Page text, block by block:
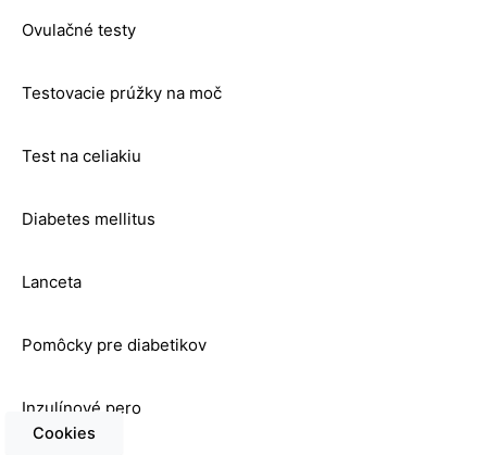
Ovulačné testy
Testovacie prúžky na moč
Test na celiakiu
Diabetes mellitus
Lanceta
Pomôcky pre diabetikov
Inzulínové pero
Cookies